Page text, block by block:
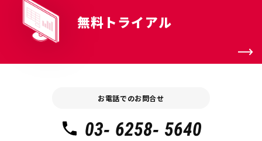
無料トライアル
お電話でのお問合せ
03- 6258- 5640